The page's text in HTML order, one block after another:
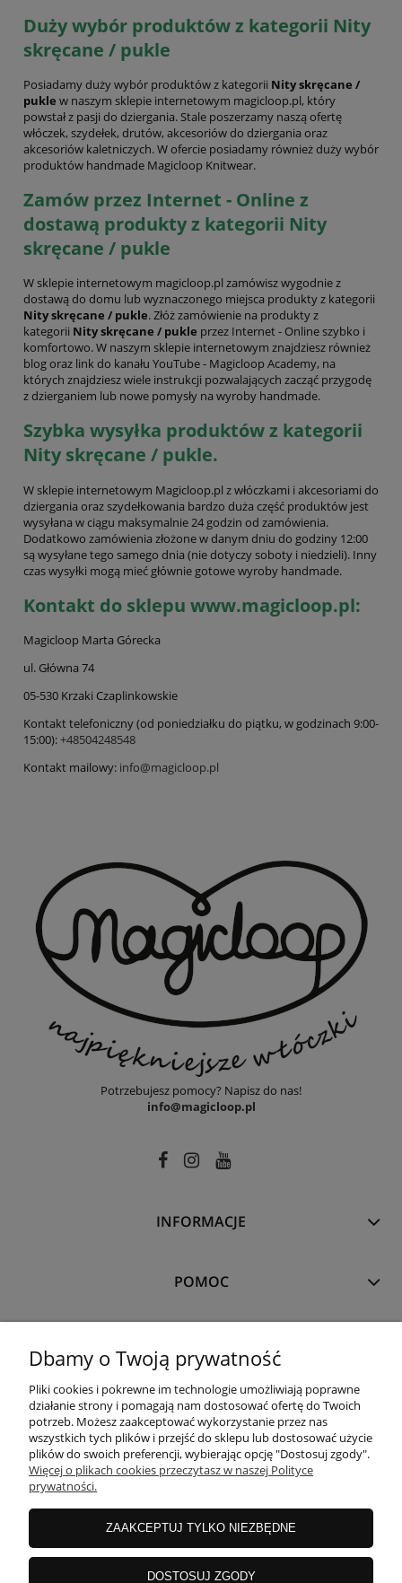
Duży wybór produktów z kategorii Nity
skręcane / pukle
Posiadamy duży wybór produktów z kategorii Nity skręcane /
pukle w naszym sklepie internetowym magicloop.pl, który
powstał z pasji do dziergania. Stale poszerzamy naszą ofertę
włóczek, szydełek, drutów, akcesoriów do dziergania oraz
akcesoriów kaletniczych. W ofercie posiadamy również duży wybór
produktów handmade Magicloop Knitwear.
Zamów przez Internet - Online z
dostawą produkty z kategorii Nity
skręcane / pukle
W sklepie internetowym magicloop.pl zamówisz wygodnie z
dostawą do domu lub wyznaczonego miejsca produkty z kategorii
Nity skręcane / pukle. Złóż zamówienie na produkty z
kategorii Nity skręcane / pukle przez Internet - Online szybko i
komfortowo. W naszym sklepie internetowym znajdziesz również
blog oraz link do kanału YouTube - Magicloop Academy, na
których znajdziesz wiele instrukcji pozwalających zacząć przygodę
z dzierganiem lub nowe pomysły na wyroby handmade.
Szybka wysyłka produktów z kategorii
Nity skręcane / pukle.
W sklepie internetowym Magicloop.pl z włóczkami i akcesoriami do
dziergania oraz szydełkowania bardzo duża część produktów jest
wysyłana w ciągu maksymalnie 24 godzin od zamówienia.
Dodatkowo zamówienia złożone w danym dniu do godziny 12:00
są wysyłane tego samego dnia (nie dotyczy soboty i niedzieli). Inny
czas wysyłki mogą mieć głównie gotowe wyroby handmade.
Kontakt do sklepu www.magicloop.pl:
Magicloop Marta Górecka
ul. Główna 74
05-530 Krzaki Czaplinkowskie
Kontakt telefoniczny (od poniedziałku do piątku, w godzinach 9:00-
15:00):+48504248548
Kontakt mailowy: info@magicloop.pl
Potrzebujesz pomocy? Napisz do nas!
info@magicloop.pl
INFORMACJE
POMOC
PŁATNOŚCI I DOSTAWA
O NAS
Dbamy o Twoją prywatność
Pliki cookies i pokrewne im technologie umożliwiają poprawne
działanie strony i pomagają nam dostosować ofertę do Twoich
potrzeb. Możesz zaakceptować wykorzystanie przez nas
wszystkich tych plików i przejść do sklepu lub dostosować użycie
plików do swoich preferencji, wybierając opcję "Dostosuj zgody".
Więcej o plikach cookies przeczytasz w naszej Polityce
prywatności.
ZAAKCEPTUJ TYLKO NIEZBĘDNE
DOSTOSUJ ZGODY